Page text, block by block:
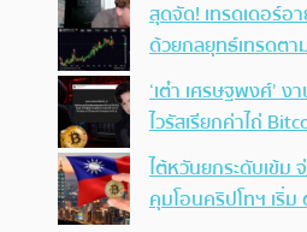
สุดจัด! เทรดเดอร์อ
ด้วยกลยุทธ์เทรดตา
‘เต๋า เศรษฐพงศ์’ ง
ไวรัสเรียกค่าไถ่
ไต้หวันยกระดับเข้ม
คุมโอนคริปโทฯ เริ่ม